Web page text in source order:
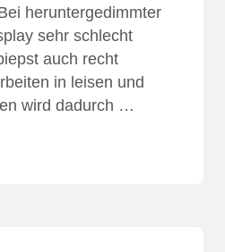
heruntergedimmter
sehr schlecht
auch recht
in leisen und
wird dadurch …